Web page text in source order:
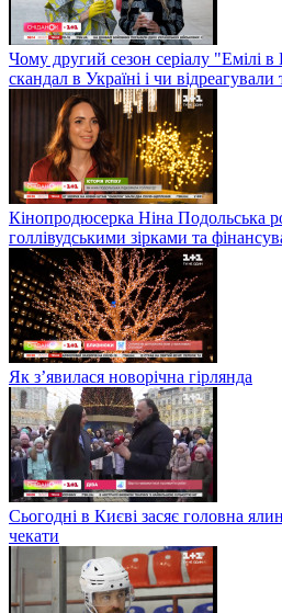
Чому другий сезон серіалу "Емілі
скандал в Україні і чи відреагували
Кінопродюсерка Ніна Подольська
голлівудськими зірками та
Як з’явилася новорічна гірлянда
Сьогодні в Києві засяє головна
чекати